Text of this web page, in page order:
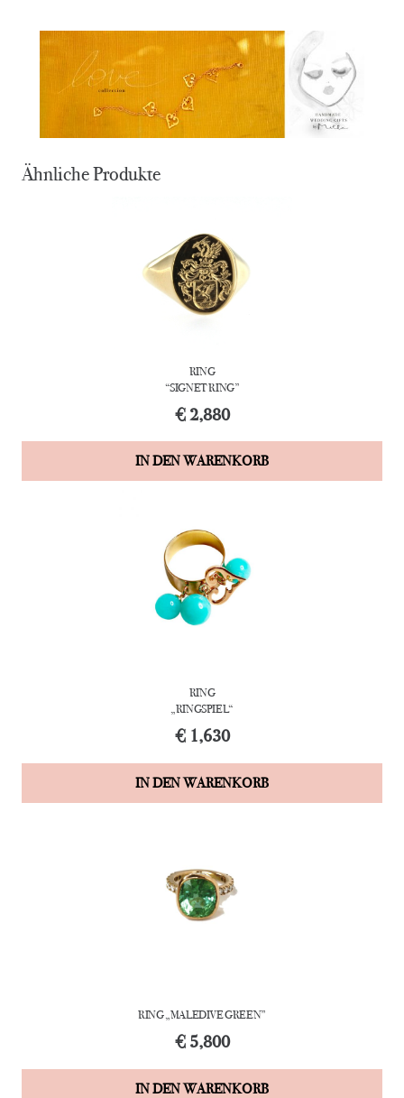
Ähnliche Produkte
RING
“SIGNET RING”
€2,880
IN DEN WARENKORB
RING
„RINGSPIEL“
€1,630
IN DEN WARENKORB
RING „MALEDIVE GREEN”
€5,800
IN DEN WARENKORB